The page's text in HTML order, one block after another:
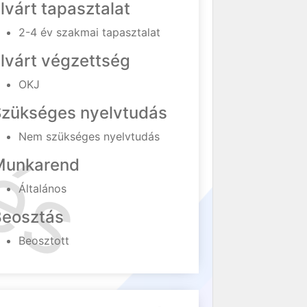
tapasztalat
2-4 év szakmai tapasztalat
végzettség
OKJ
nyelvtudás
Nem szükséges nyelvtudás
Általános
Beosztott